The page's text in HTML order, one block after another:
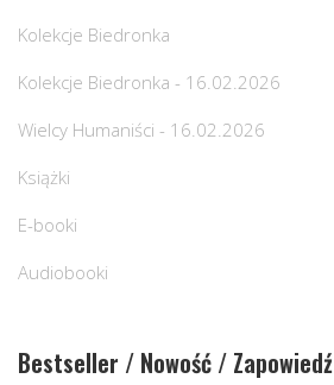
Kolekcje Biedronka
Kolekcje Biedronka - 16.02.2026
Wielcy Humaniści - 16.02.2026
Książki
E-booki
Audiobooki
Bestseller / Nowość / Zapowiedź